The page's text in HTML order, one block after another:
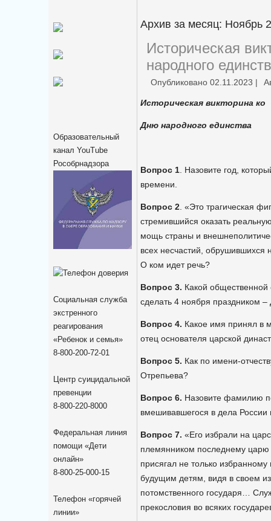
Образовательный
канал YouTube
Рособрнадзора
Социальная служба
экстренного
реагирования
«Ребенок и семья»
8-800-200-72-01
Центр суицидальной
превенции
8-800-220-8000
Федеральная линия
помощи «Дети
онлайн»
8-800-25-000-15
Телефон «горячей
линии»
Архив за месяц: Ноябрь
Историческая
народного
Опубликовано 02.11.2023 |
Историческая викторина ко
Дню народного единства
Вопрос 1 . Назовите год,
времени.
Вопрос 2 . «Это трагическая
стремившийся оказать
мощь страны и
всех несчастий,
О ком идет речь?
Вопрос 3. Какой общественной
сделать 4 ноября праздником
Вопрос 4. Какое имя принял в
отец основателя царской
Вопрос 5. Как по имени-
Отрепьева?
Вопрос 6. Назовите фамилию
вмешивавшегося в дела
Вопрос 7. «Его избрали на
племянником последнему
присягал не только
будущим детям, видя в своем
потомственного государя…
прекословия во всяких